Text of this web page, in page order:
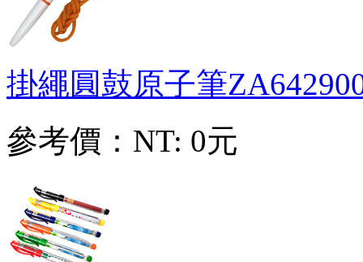
掛繩圓鼓原子筆
參考價： NT: 0元